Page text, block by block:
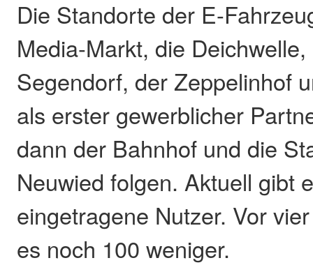
Die Standorte der E-
Media-Markt, die
Segendorf, der Zeppelinhof
als erster gewerblicher
dann der Bahnhof und die
Neuwied folgen. Aktuell gibt
eingetragene Nutzer. Vor
es noch 100 weniger.